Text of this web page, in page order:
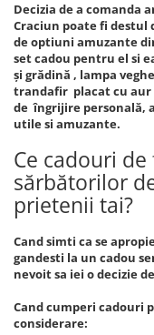
Decizia de a comanda
Craciun poate fi
de optiuni amuzante
set cadou pentru el si
și grădină , lampa
trandafir placat cu aur
de îngrijire personală,
utile si amuzante.
Ce cadouri
sărbătorilor
prietenii tai?
Cand simti ca se
gandesti la un cadou
nevoit sa iei o decizie
Cand cumperi cadouri
considerare: